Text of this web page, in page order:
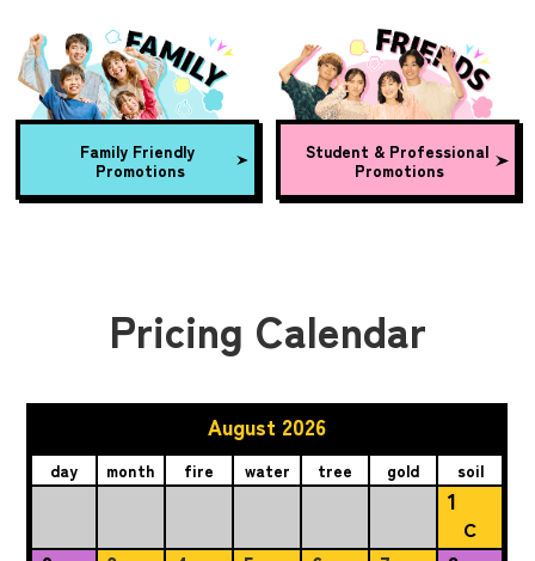
Family Friendly
Promotions
Student & Professional
Promotions
Pricing Calendar
August 2026
day month fire water tree gold soil
1
C